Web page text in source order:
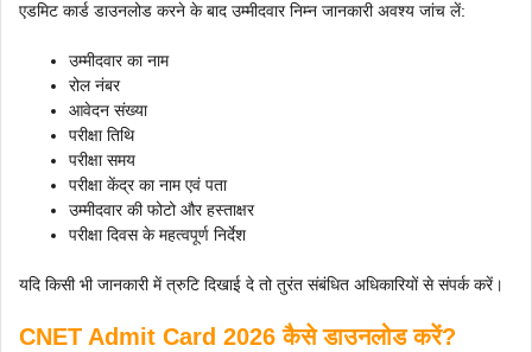
एडमिट कार्ड डाउनलोड करने के बाद उम्मीदवार निम्न जानकारी अवश्य जांच लें:
उम्मीदवार का नाम
रोल नंबर
आवेदन संख्या
परीक्षा तिथि
परीक्षा समय
परीक्षा केंद्र का नाम एवं पता
उम्मीदवार की फोटो और हस्ताक्षर
परीक्षा दिवस के महत्वपूर्ण निर्देश
यदि किसी भी जानकारी में त्रुटि दिखाई दे तो तुरंत संबंधित अधिकारियों से संपर्क करें।
CNET Admit Card 2026 कैसे डाउनलोड करें?